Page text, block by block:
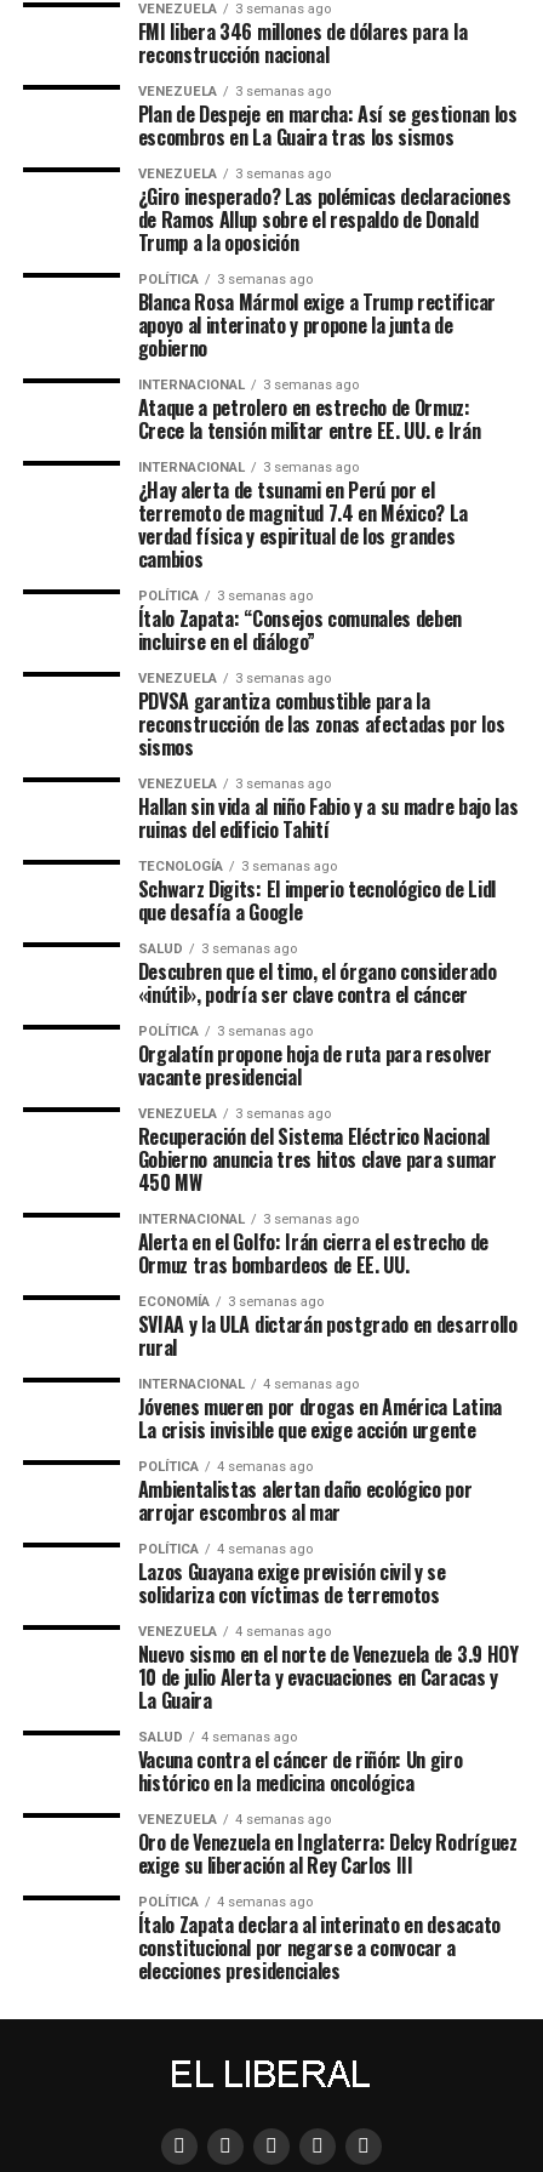
VENEZUELA 3 semanas ago
FMI libera 346 millones de dólares para la
reconstrucción nacional
VENEZUELA 3 semanas ago
Plan de Despeje en marcha: Así se gestionan los
escombros en La Guaira tras los sismos
VENEZUELA 3 semanas ago
¿Giro inesperado? Las polémicas declaraciones
de Ramos Allup sobre el respaldo de Donald
Trump a la oposición
POLÍTICA 3 semanas ago
Blanca Rosa Mármol exige a Trump rectificar
apoyo al interinato y propone la junta de
gobierno
INTERNACIONAL 3 semanas ago
Ataque a petrolero en estrecho de Ormuz:
Crece la tensión militar entre EE. UU. e Irán
INTERNACIONAL 3 semanas ago
¿Hay alerta de tsunami en Perú por el
terremoto de magnitud 7.4 en México? La
verdad física y espiritual de los grandes
cambios
POLÍTICA 3 semanas ago
Ítalo Zapata: “Consejos comunales deben
incluirse en el diálogo”
VENEZUELA 3 semanas ago
PDVSA garantiza combustible para la
reconstrucción de las zonas afectadas por los
sismos
VENEZUELA 3 semanas ago
Hallan sin vida al niño Fabio y a su madre bajo las
ruinas del edificio Tahití
TECNOLOGÍA 3 semanas ago
Schwarz Digits: El imperio tecnológico de Lidl
que desafía a Google
SALUD 3 semanas ago
Descubren que el timo, el órgano considerado
«inútil», podría ser clave contra el cáncer
POLÍTICA 3 semanas ago
Orgalatín propone hoja de ruta para resolver
vacante presidencial
VENEZUELA 3 semanas ago
Recuperación del Sistema Eléctrico Nacional
Gobierno anuncia tres hitos clave para sumar
450 MW
INTERNACIONAL 3 semanas ago
Alerta en el Golfo: Irán cierra el estrecho de
Ormuz tras bombardeos de EE. UU.
ECONOMÍA 3 semanas ago
SVIAA y la ULA dictarán postgrado en desarrollo
rural
INTERNACIONAL 4 semanas ago
Jóvenes mueren por drogas en América Latina
La crisis invisible que exige acción urgente
POLÍTICA 4 semanas ago
Ambientalistas alertan daño ecológico por
arrojar escombros al mar
POLÍTICA 4 semanas ago
Lazos Guayana exige previsión civil y se
solidariza con víctimas de terremotos
VENEZUELA 4 semanas ago
Nuevo sismo en el norte de Venezuela de 3.9 HOY
10 de julio Alerta y evacuaciones en Caracas y
La Guaira
SALUD 4 semanas ago
Vacuna contra el cáncer de riñón: Un giro
histórico en la medicina oncológica
VENEZUELA 4 semanas ago
Oro de Venezuela en Inglaterra: Delcy Rodríguez
exige su liberación al Rey Carlos III
POLÍTICA 4 semanas ago
​Ítalo Zapata declara al interinato en desacato
constitucional por negarse a convocar a
elecciones presidenciales